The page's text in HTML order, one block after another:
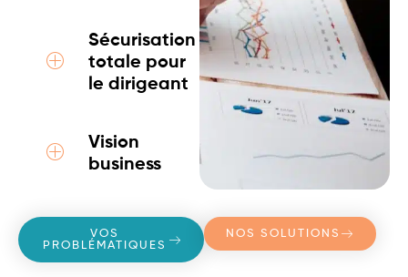
Sécurisation
totale pour
le dirigeant
Vision
business
VOS
PROBLÉMATIQUES
NOS SOLUTIONS